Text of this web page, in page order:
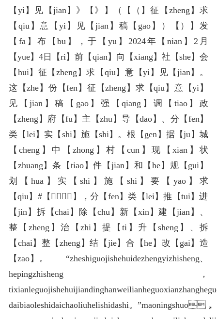
【yi】见【jian】》【》】（【（】征【zheng】求
【qiu】意【yi】见【jian】稿【gao】）【）】发
【fa】布【bu】，于【yu】2024年【nian】2月
【yue】4日【ri】前【qian】向【xiang】社【she】会
【hui】征【zheng】求【qiu】意【yi】见【jian】。
这【zhe】份【fen】征【zheng】求【qiu】意【yi】
见【jian】稿【gao】强【qiang】调【tiao】政
【zheng】府【fu】主【zhu】导【dao】、分【fen】
类【lei】实【shi】施【shi】。根【gen】据【ju】城
【cheng】中【zhong】村【cun】现【xian】状
【zhuang】条【tiao】件【jian】和【he】规【gui】
划【hua】实【shi】施【shi】要【yao】求
【qiu】#️【️】⃣【⃣】，分【fen】类【lei】推【tui】进
【jin】拆【chai】除【chu】新【xin】建【jian】、
整【zheng】治【zhi】提【ti】升【sheng】、拆
【chai】整【zheng】结【jie】合【he】改【gai】造
【zao】。 “zheshiguojishehuidezhengyizhisheng、
hepingzhisheng，
daibiaoleshidaichaoliuhelishidashi。”maoningshuo，